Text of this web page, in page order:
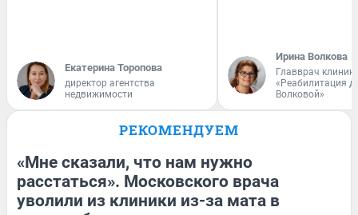
Екатерина Торопова
директор агентства
недвижимости
Ирина Волкова
Главврач
«Реабилитация
Волковой»
РЕКОМЕНДУЕМ
«Мне сказали, что нам нужно
расстаться». Московского врача
уволили из клиники из-за мата в